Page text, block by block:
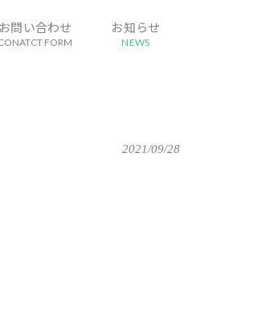
お問い合わせ
FORM
お知らせ
NEWS
2021/09/28